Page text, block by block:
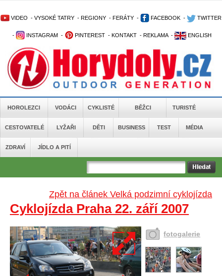
VIDEO - VYSOKÉ TATRY - REGIONY - FERÁTY - FACEBOOK - TWITTER
- INSTAGRAM - PINTEREST - KONTAKT - REKLAMA - ENGLISH
HOROLEZCI VODÁCI CYKLISTÉ BĚŽCI TURISTÉ
CESTOVATELÉ LYŽAŘI DĚTI BUSINESS TEST MÉDIA
ZDRAVÍ JÍDLO A PITÍ
Zpět na článek Velká podzimní cyklojízda
Cyklojízda Praha 22. září 2007
fotogalerie